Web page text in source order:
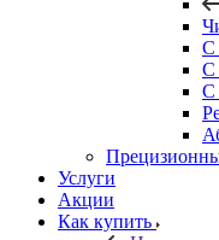
С
С
С
Услуги
Акции
Как купить